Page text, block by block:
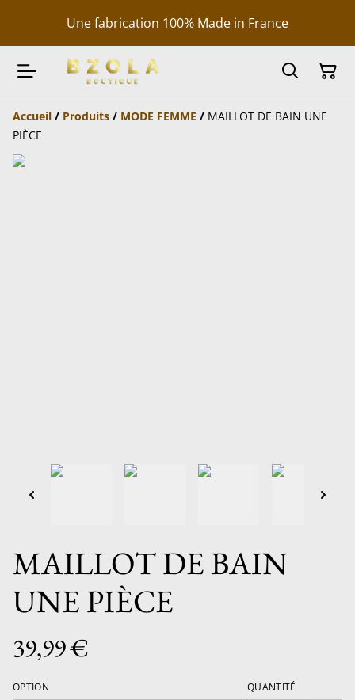
Une fabrication 100% Made in France
Accueil / Produits / MODE FEMME / MAILLOT DE BAIN UNE
PIÈCE
MAILLOT DE BAIN
UNE PIÈCE
39,99 €
OPTION QUANTITÉ